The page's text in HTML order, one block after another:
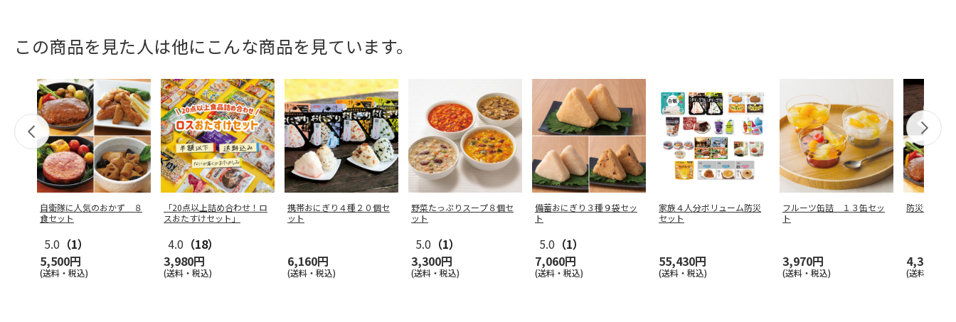
この商品を見た人は他にこんな商品を見ています。
自衛隊に人気のおかず ８
食セット
5.0 （1）
5,500円
(送料・税込)
「20点以上詰め合わせ！ロ
スおたすけセット」
4.0 （18）
3,980円
(送料・税込)
携帯おにぎり４種２０個セ
ット
6,160円
(送料・税込)
野菜たっぷりスープ８個セ
ット
5.0 （1）
3,300円
(送料・税込)
備蓄おにぎり３種９袋セッ
ト
5.0 （1）
7,060円
(送料・税込)
家族４人分ボリューム防災
セット
55,430円
(送料・税込)
フルーツ缶詰 １３缶セッ
ト
3,970円
(送料・税込)
防災食セッ
4,370円
(送料・税込)